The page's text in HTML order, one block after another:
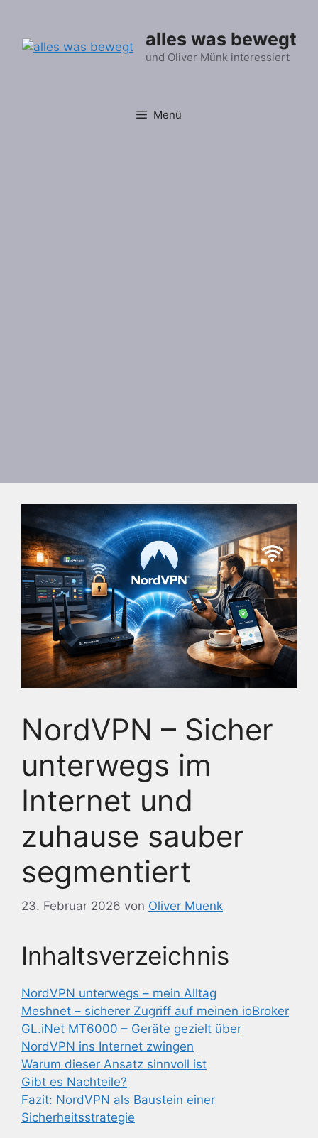
springen
alles was bewegt
und Oliver Münk interessiert
Menü
NordVPN – Sicher
unterwegs im
Internet und
zuhause sauber
segmentiert
23. Februar 2026 von Oliver Muenk
Inhaltsverzeichnis
NordVPN unterwegs – mein Alltag
Meshnet – sicherer Zugriff auf meinen ioBroker
GL.iNet MT6000 – Geräte gezielt über
NordVPN ins Internet zwingen
Warum dieser Ansatz sinnvoll ist
Gibt es Nachteile?
Fazit: NordVPN als Baustein einer
Sicherheitsstrategie